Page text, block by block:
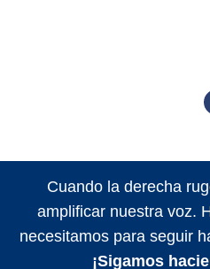
Cuando la derecha
amplificar nuestra voz.
necesitamos para seguir
¡Sigamos